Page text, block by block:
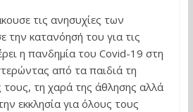
τις ανησυχίες των
την κατανόησή του για τις
η πανδημία του Covid-19 στη
από τα παιδιά τη
τους, τη χαρά της άθλησης αλλά
εκκλησία για όλους τους